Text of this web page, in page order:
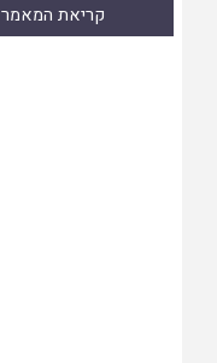
קריאת המאמר